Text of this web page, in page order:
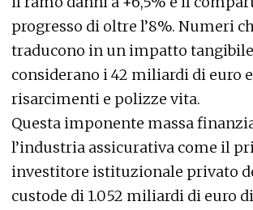
progresso di oltre l’8%. Numeri
traducono in un impatto
considerano i 42 miliardi di euro
risarcimenti e polizze vita.
Questa imponente massa
l’industria assicurativa come il
investitore istituzionale privato
custode di 1.052 miliardi di euro di